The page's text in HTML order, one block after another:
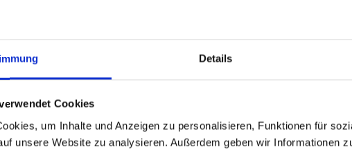
Details
Cookies
um Inhalte und Anzeigen zu personalisieren, Funktionen für
unsere Website zu analysieren. Außerdem geben wir Informationen
ca. 1:30 Stunden
18 Jahre)
: Keltengehöft Stöffling, 83376 Truchtlaching bzw.